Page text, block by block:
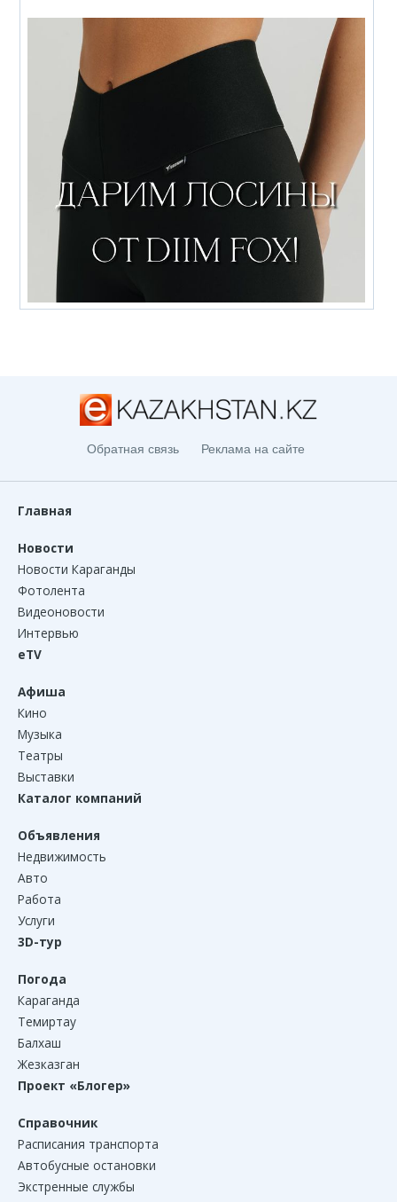
Обратная связь Реклама на сайте
Главная
Новости
Новости Караганды
Фотолента
Видеоновости
Интервью
eTV
Афиша
Кино
Музыка
Театры
Выставки
Каталог компаний
Объявления
Недвижимость
Авто
Работа
Услуги
3D-тур
Погода
Караганда
Темиртау
Балхаш
Жезказган
Проект «Блогер»
Справочник
Расписания транспорта
Автобусные остановки
Экстренные службы